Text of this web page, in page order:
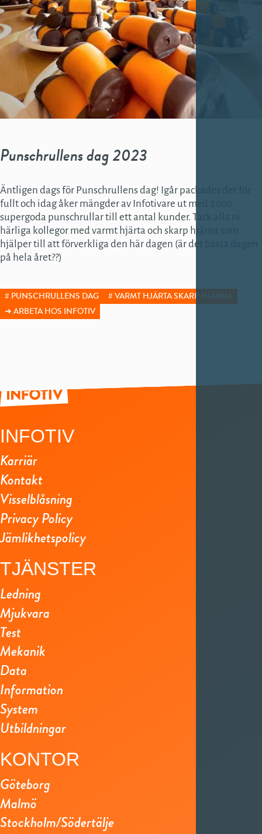
Punschrullens dag 2023
Äntligen dags för Punschrullens dag! Igår packades det för
fullt och idag åker mängder av Infotivare ut med 2000
supergoda punschrullar till ett antal kunder. Tack alla ni
härliga kollegor med varmt hjärta och skarp hjärna som
hjälper till att förverkliga den här dagen (är det bästa dagen
på hela året??)
PUNSCHRULLENS DAG
VARMT HJÄRTA SKARP HJÄRNA
ARBETA HOS INFOTIV
INFOTIV
Karriär
Kontakt
Visselblåsning
Privacy Policy
Jämlikhetspolicy
TJÄNSTER
Ledning
Mjukvara
Test
Mekanik
Data
Information
System
Utbildningar
KONTOR
Göteborg
Malmö
Stockholm/Södertälje